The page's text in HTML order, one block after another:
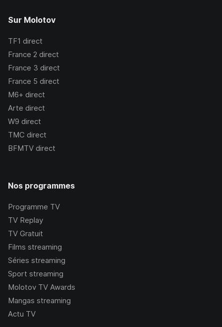
Sur Molotov
TF1 direct
France 2 direct
France 3 direct
France 5 direct
M6+ direct
Arte direct
W9 direct
TMC direct
BFMTV direct
Nos programmes
Programme TV
TV Replay
TV Gratuit
Films streaming
Séries streaming
Sport streaming
Molotov TV Awards
Mangas streaming
Actu TV